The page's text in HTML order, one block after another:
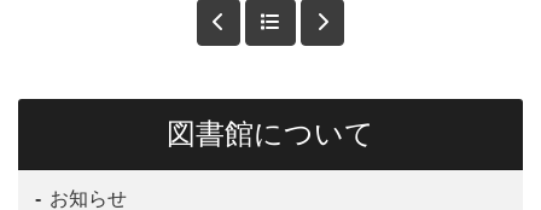
図書館について
お知らせ